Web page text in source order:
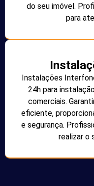
do seu imóvel.
para
Instalações
24h para
comerciais.
eficiente,
e segurança.
realizar o